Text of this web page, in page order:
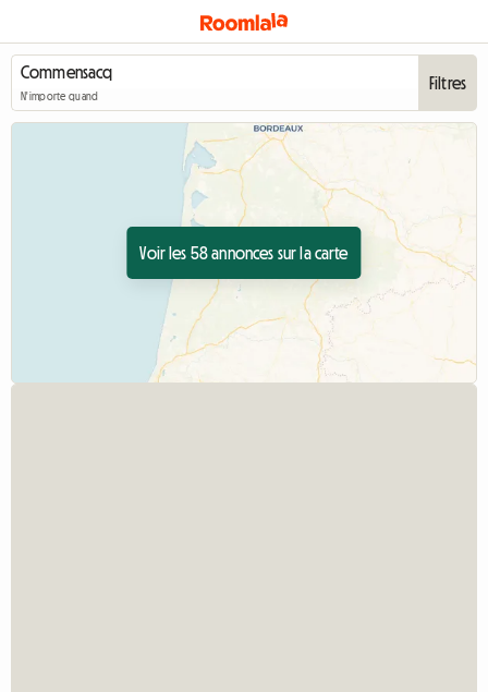
N'importe quand
Filtres
Voir les 58 annonces sur la carte